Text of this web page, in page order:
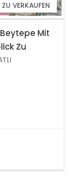
VERKAUFEN
Mit
Zu